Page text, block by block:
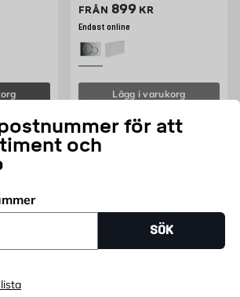
för att
och
SÖK
FRÅN Pris 611 kr
899 KR
Endast online
Lägg i varukorg